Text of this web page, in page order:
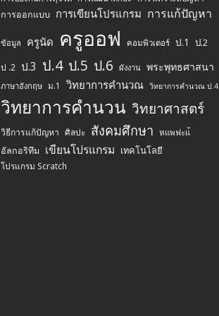
การออกแบบ การเขียนโปรแกรม การแก้ปัญหา
ข้อมูล ครูนัด ครูออฟ คอมพิวเตอร์ ป.1 ป.2
ป .2 ป.3 ป.4 ป.5 ป.6 ผังงาน พระพุทธศาสนา
ภาษาอังกฤษ ม.1 วิทยาการคำนวณ วิทยาการคำนวณ ป.4
วิทยาการคำนวน วิทยาศาสตร์
วิธีการแก้ปัญหา ศิลปะ สังคมศึกษา หแพฟะแ้
อัลกอริทึม เขียนโปรแกรม เทคโนโลยี
โปรแกรม Scratch